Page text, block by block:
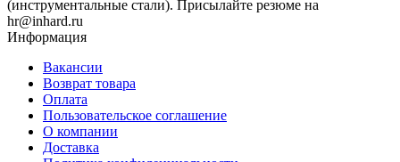
(инструментальные стали). Присылайте резюме на
hr@inhard.ru
Информация
Вакансии
Возврат товара
Оплата
Пользовательское соглашение
О компании
Доставка